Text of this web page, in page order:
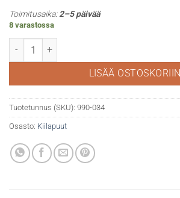
Toimitusaika:2–5 päivää
8 varastossa
Kiilapuu 34cm määrä
LISÄÄ OSTOSKORIIN
Tuotetunnus (SKU): 990-034
Osasto: Kiilapuut